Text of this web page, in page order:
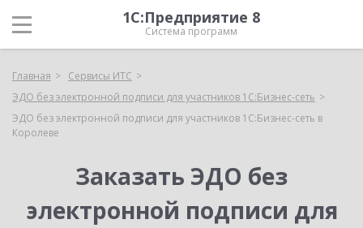
1С:Предприятие 8
Система программ
Главная
Сервисы ИТС
ЭДО без электронной подписи для участников 1С:Бизнес-сеть
ЭДО без электронной подписи для участников 1С:Бизнес-сеть в
Королеве
Заказать ЭДО без
электронной подписи для